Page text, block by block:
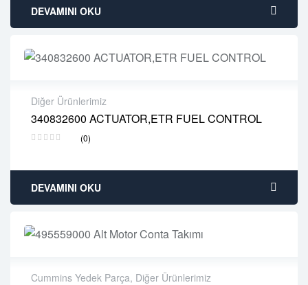
DEVAMINI OKU
Diğer Ürünlerimiz
340832600 ACTUATOR,ETR FUEL CONTROL
(0)
2 years warranty
Delivery time: 1-2 business days
DEVAMINI OKU
Cummins Yedek Parça, Diğer Ürünlerimiz